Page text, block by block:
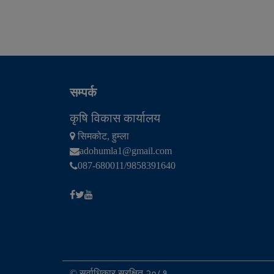
सम्पर्क
कृषि विकास कार्यालय
सिमकोट, हुम्ला
adohumla1@gmail.com
087-680011/9858391640